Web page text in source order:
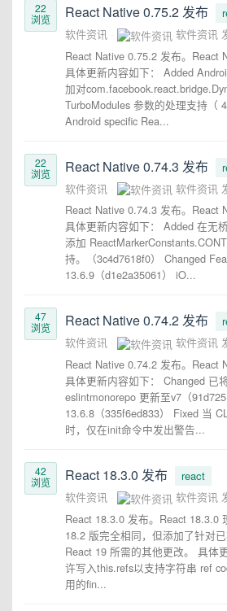
22
浏览
React Native 0.75.2 发布
软件资讯
软件资讯
React Native 0.75.2 发布。React
具体更新内容如下： Added
加对
TurboModules 参数的处理支持（
Android specific Rea...
22
浏览
React Native 0.74.3 发布
软件资讯
软件资讯
React Native 0.74.3 发布。React
具体更新内容如下： Added 在无
添加
持。（3c4d7618f0） Changed
13.6.9（d1e2a35061） iO...
47
浏览
React Native 0.74.2 发布
软件资讯
软件资讯
React Native 0.74.2 发布。React
具体更新内容如下： Changed 已
eslintmonorepo 更新至v7（
13.6.8（335f6ed833） Fixed 当
时，仅在init命令中发出警告...
42
浏览
React 18.3.0 发布
react
软件资讯
软件资讯
React 18.3.0 发布。React 18.3.0
18.2 版完全相同，但添加了针对
React 19 所需的其他更改。 具体
许写入this.refs以支持字符串 ref
用的fin...